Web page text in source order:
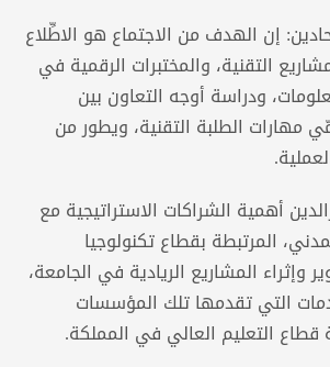
إن الهدف من الاجتماع هو الاطِّلاع
التقنية، والمختبرات الرقمية في
ودراسة أوجه التعاون بين
مهارات الطلبة التقنية، ويطور من
أهمية الشراكات الاستراتيجية مع
المرتبطة بقطاع تكنولوجيا
وإثراء المشاريع الريادية في الجامعة،
التي تقدمها تلك المؤسسات
التعليم العالي في المملكة.